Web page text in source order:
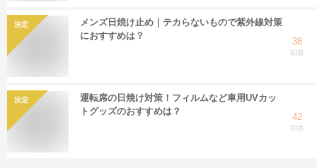
決定
メンズ日焼け止め｜テカらないもので紫外線対策
におすすめは？
38
回答
決定
運転席の日焼け対策！フィルムなど車用UVカッ
トグッズのおすすめは？
42
回答